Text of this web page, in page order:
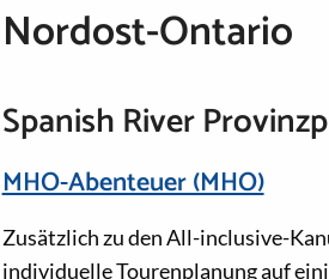
Nordost-Ontario
Spanish River
MHO-Abenteuer (MHO)
Zusätzlich zu den All-inclusive-
individuelle Tourenplanung auf